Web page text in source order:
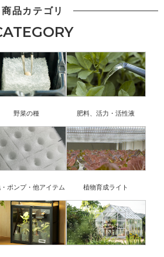
商品カテゴリ
野菜の種 肥料、活力・活性液
ポンプ・他アイテム 植物育成ライト